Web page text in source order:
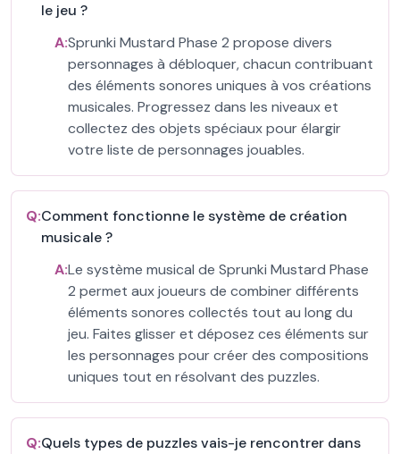
le jeu ?
A:Sprunki Mustard Phase 2 propose divers
personnages à débloquer, chacun contribuant
des éléments sonores uniques à vos créations
musicales. Progressez dans les niveaux et
collectez des objets spéciaux pour élargir
votre liste de personnages jouables.
Q:Comment fonctionne le système de création
musicale ?
A:Le système musical de Sprunki Mustard Phase
2 permet aux joueurs de combiner différents
éléments sonores collectés tout au long du
jeu. Faites glisser et déposez ces éléments sur
les personnages pour créer des compositions
uniques tout en résolvant des puzzles.
Q:Quels types de puzzles vais-je rencontrer dans